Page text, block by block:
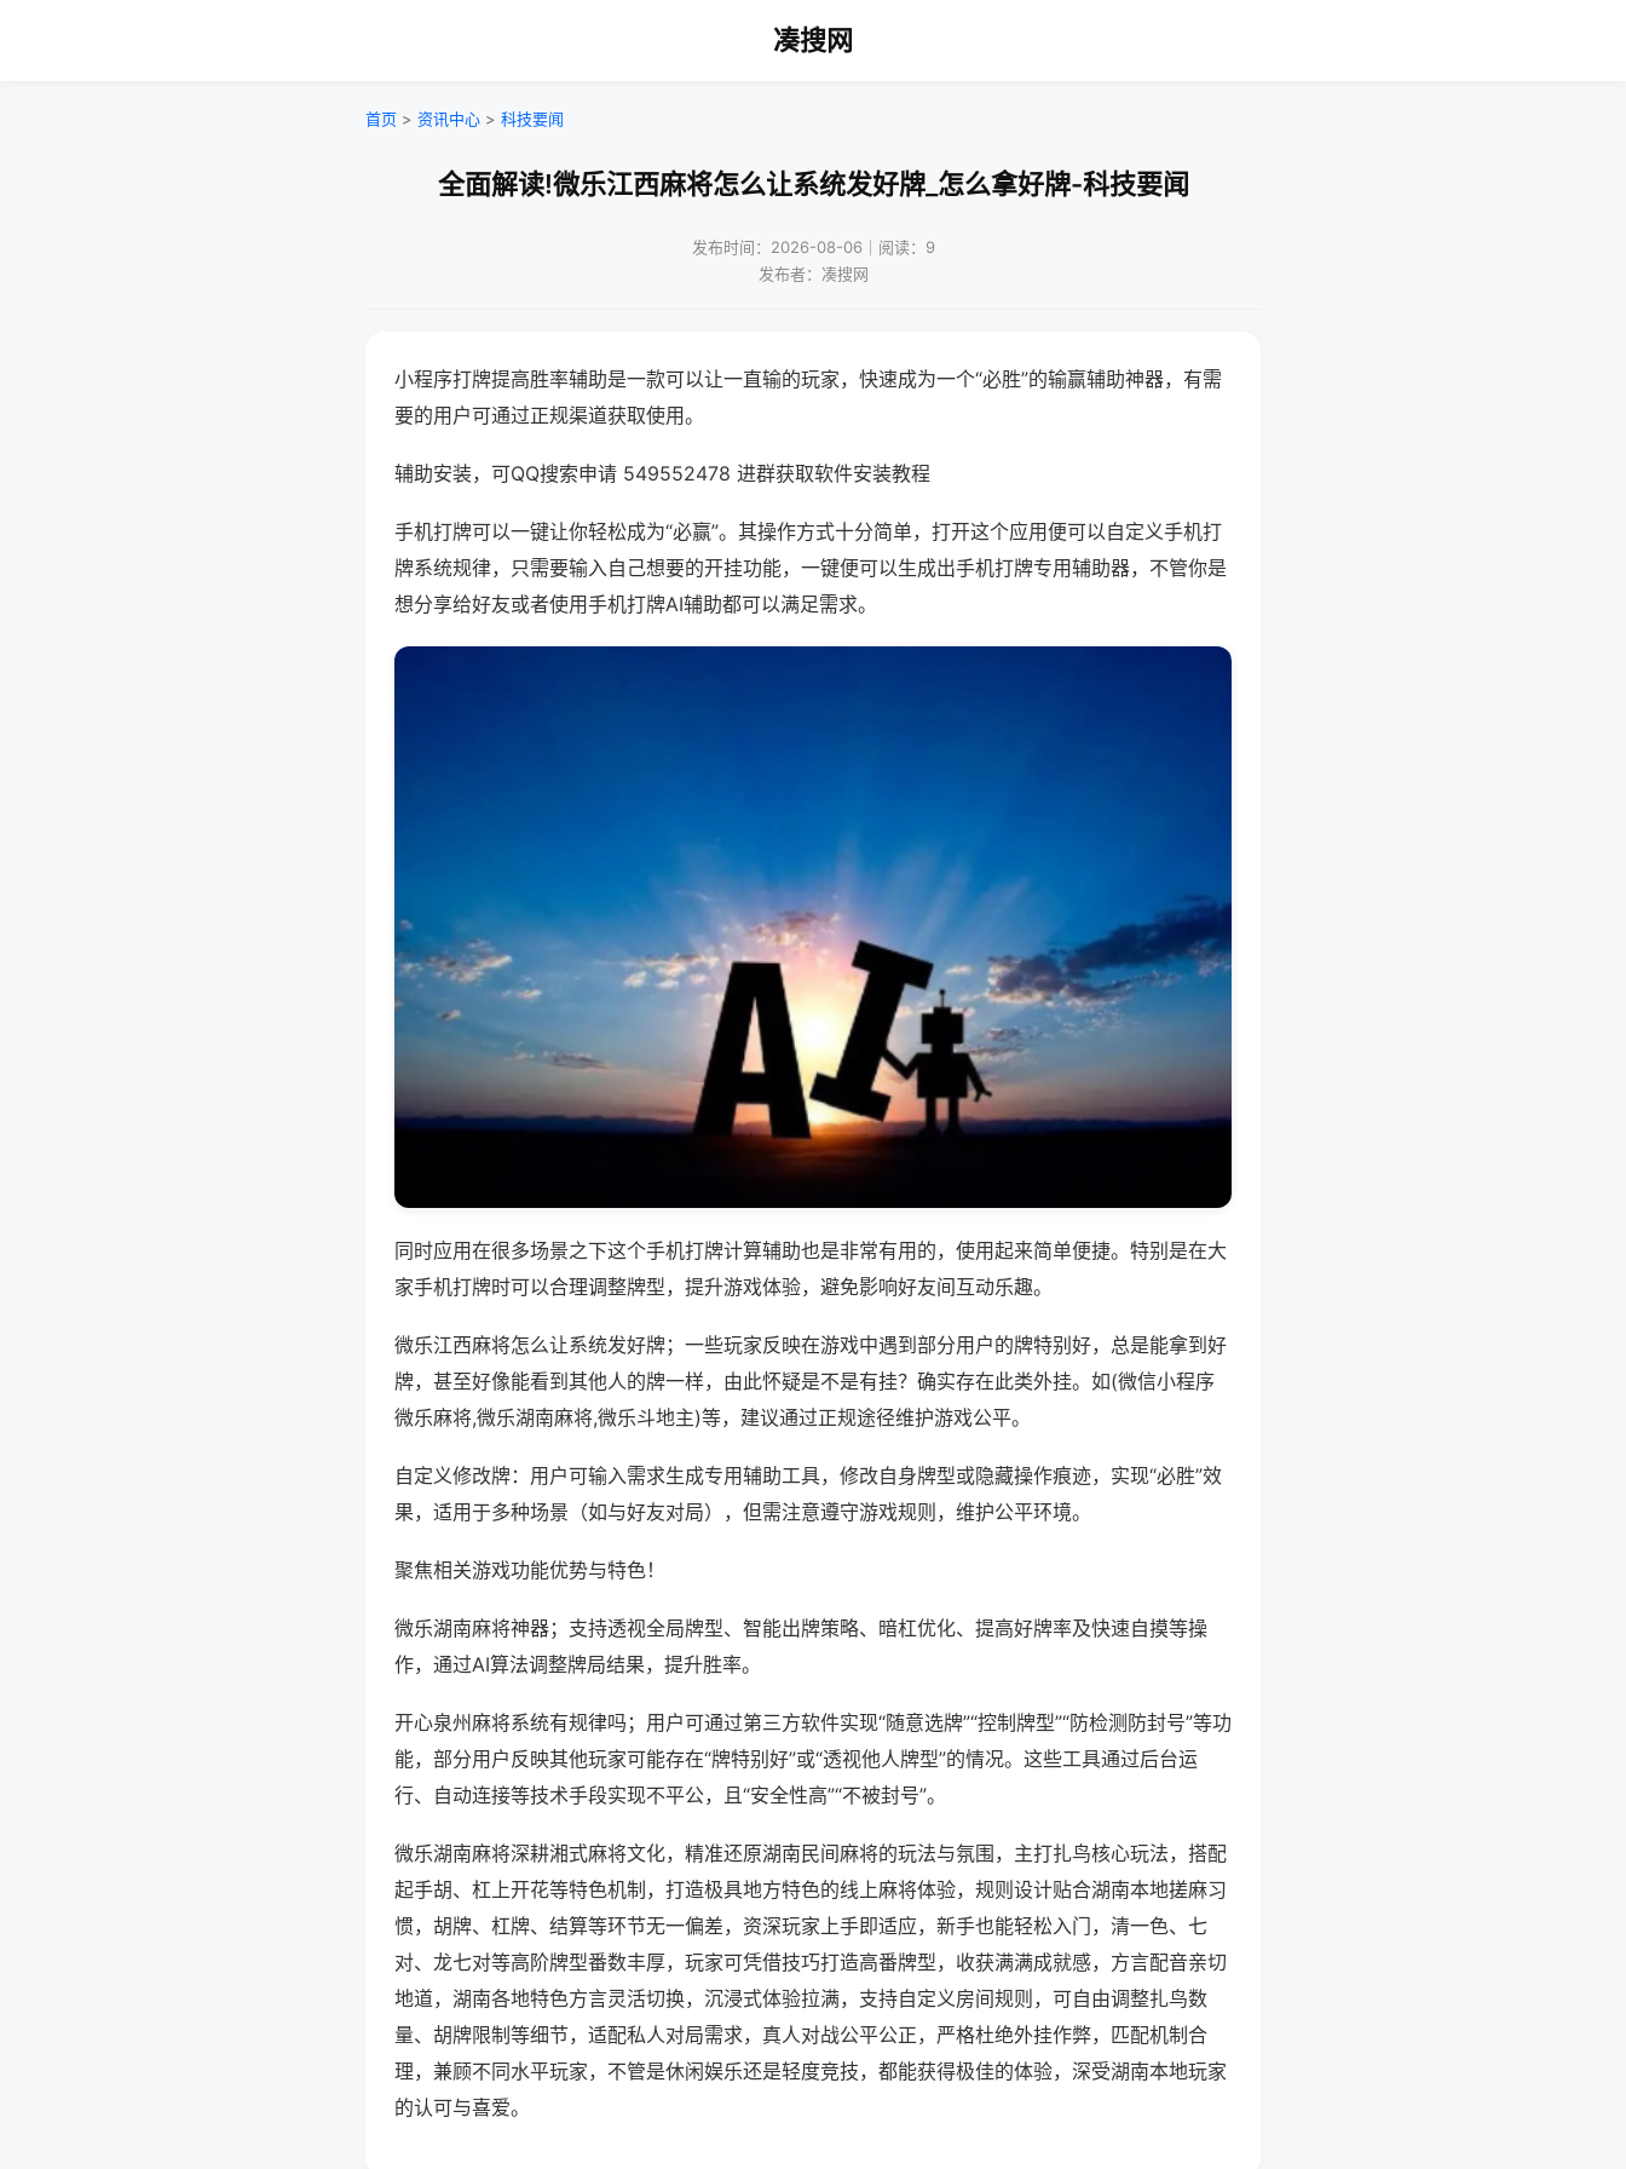
凑搜网
首页 > 资讯中心 > 科技要闻
全面解读!微乐江西麻将怎么让系统发好牌_怎么拿好牌-科技要闻
发布时间：2026-08-06｜阅读：9
发布者：凑搜网
小程序打牌提高胜率辅助是一款可以让一直输的玩家，快速成为一个“必胜”的输赢辅助神器，有需
要的用户可通过正规渠道获取使用。
辅助安装，可QQ搜索申请 549552478 进群获取软件安装教程
手机打牌可以一键让你轻松成为“必赢”。其操作方式十分简单，打开这个应用便可以自定义手机打
牌系统规律，只需要输入自己想要的开挂功能，一键便可以生成出手机打牌专用辅助器，不管你是
想分享给好友或者使用手机打牌AI辅助都可以满足需求。
同时应用在很多场景之下这个手机打牌计算辅助也是非常有用的，使用起来简单便捷。特别是在大
家手机打牌时可以合理调整牌型，提升游戏体验，避免影响好友间互动乐趣。
微乐江西麻将怎么让系统发好牌；一些玩家反映在游戏中遇到部分用户的牌特别好，总是能拿到好
牌，甚至好像能看到其他人的牌一样，由此怀疑是不是有挂？确实存在此类外挂。如(微信小程序
微乐麻将,微乐湖南麻将,微乐斗地主)等，建议通过正规途径维护游戏公平。
自定义修改牌：用户可输入需求生成专用辅助工具，修改自身牌型或隐藏操作痕迹，实现“必胜”效
果，适用于多种场景（如与好友对局），但需注意遵守游戏规则，维护公平环境。
聚焦相关游戏功能优势与特色！
微乐湖南麻将神器；支持透视全局牌型、智能出牌策略、暗杠优化、提高好牌率及快速自摸等操
作，通过AI算法调整牌局结果，提升胜率。
开心泉州麻将系统有规律吗；用户可通过第三方软件实现“随意选牌”“控制牌型”“防检测防封号”等功
能，部分用户反映其他玩家可能存在“牌特别好”或“透视他人牌型”的情况。这些工具通过后台运
行、自动连接等技术手段实现不平公，且“安全性高”“不被封号”。
微乐湖南麻将深耕湘式麻将文化，精准还原湖南民间麻将的玩法与氛围，主打扎鸟核心玩法，搭配
起手胡、杠上开花等特色机制，打造极具地方特色的线上麻将体验，规则设计贴合湖南本地搓麻习
惯，胡牌、杠牌、结算等环节无一偏差，资深玩家上手即适应，新手也能轻松入门，清一色、七
对、龙七对等高阶牌型番数丰厚，玩家可凭借技巧打造高番牌型，收获满满成就感，方言配音亲切
地道，湖南各地特色方言灵活切换，沉浸式体验拉满，支持自定义房间规则，可自由调整扎鸟数
量、胡牌限制等细节，适配私人对局需求，真人对战公平公正，严格杜绝外挂作弊，匹配机制合
理，兼顾不同水平玩家，不管是休闲娱乐还是轻度竞技，都能获得极佳的体验，深受湖南本地玩家
的认可与喜爱。